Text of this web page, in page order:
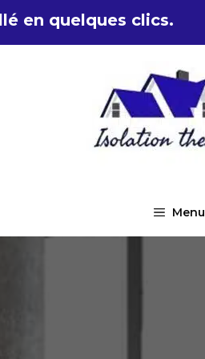
en quelques clics.
Menu